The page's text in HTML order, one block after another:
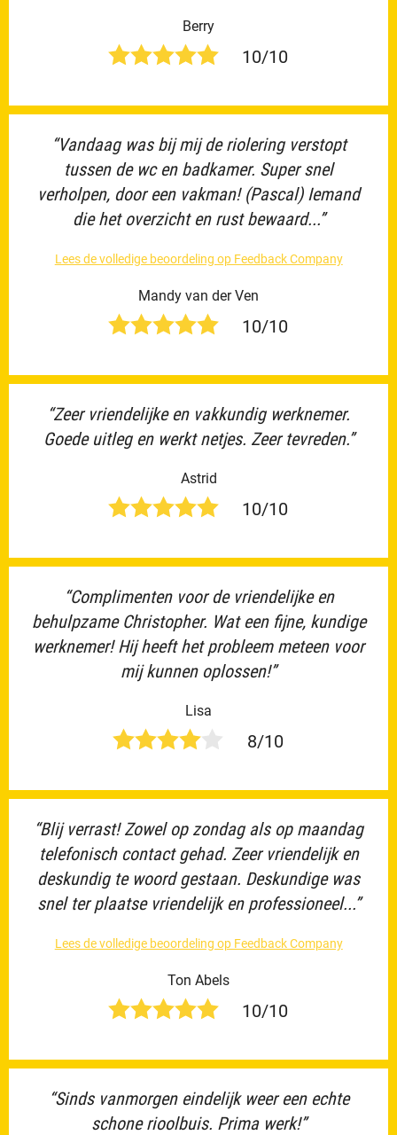
Berry
10/10
“Vandaag was bij mij de riolering verstopt
tussen de wc en badkamer. Super snel
verholpen, door een vakman! (Pascal) Iemand
die het overzicht en rust bewaard...”
Lees de volledige beoordeling op Feedback Company
Mandy van der Ven
10/10
“Zeer vriendelijke en vakkundig werknemer.
Goede uitleg en werkt netjes. Zeer tevreden.”
Astrid
10/10
“Complimenten voor de vriendelijke en
behulpzame Christopher. Wat een fijne, kundige
werknemer! Hij heeft het probleem meteen voor
mij kunnen oplossen!”
Lisa
8/10
“Blij verrast! Zowel op zondag als op maandag
telefonisch contact gehad. Zeer vriendelijk en
deskundig te woord gestaan. Deskundige was
snel ter plaatse vriendelijk en professioneel...”
Lees de volledige beoordeling op Feedback Company
Ton Abels
10/10
“Sinds vanmorgen eindelijk weer een echte
schone rioolbuis. Prima werk!”